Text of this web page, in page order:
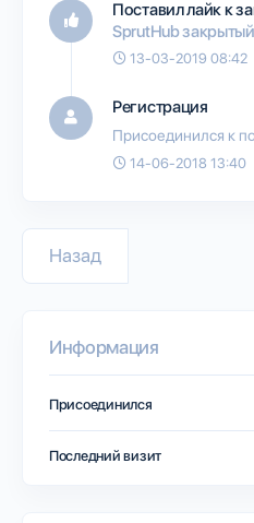
Поставил лайк к
SprutHub
13-03-2019 08:42
Регистрация
Присоединился к
14-06-2018 13:40
Назад
Информация
Присоединился
Последний визит